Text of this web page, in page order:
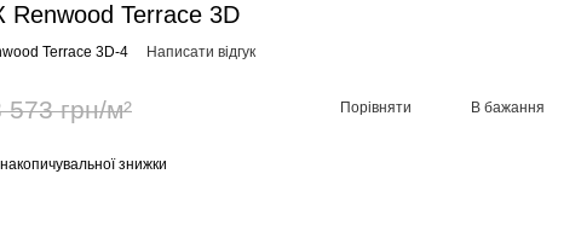
Terrace 3D
Terrace 3D-4 Написати відгук
573 грн/м² Порівняти В бажання
знижки